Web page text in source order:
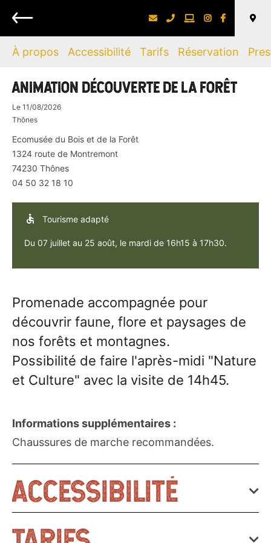
Retour
À propos Accessibilité Tarifs Réservation
ANIMATION DÉCOUVERTE DE LA FORÊT
Le 11/08/2026
Thônes
Ecomusée du Bois et de la Forêt
1324 route de Montremont
74230 Thônes
04 50 32 18 10
Tourisme adapté
Du 07 juillet au 25 août, le mardi de 16h15 à 17h30.
Promenade accompagnée pour
découvrir faune, flore et paysages de
nos forêts et montagnes.
Possibilité de faire l'après-midi "Nature
et Culture" avec la visite de 14h45.
Informations supplémentaires :
Chaussures de marche recommandées.
ACCESSIBILITÉ
Prestations adaptées pour déficience mentale